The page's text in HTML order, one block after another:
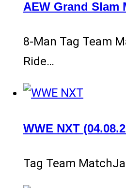
AEW Grand Slam
8-Man Tag Team
Ride…
WWE NXT
Tag Team